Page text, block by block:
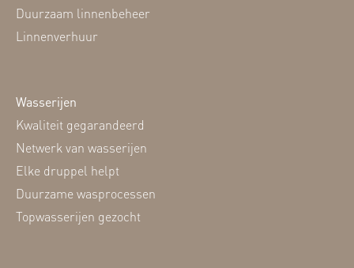
Duurzaam linnenbeheer
Linnenverhuur
Wasserijen
Kwaliteit gegarandeerd
Netwerk van wasserijen
Elke druppel helpt
Duurzame wasprocessen
Topwasserijen gezocht